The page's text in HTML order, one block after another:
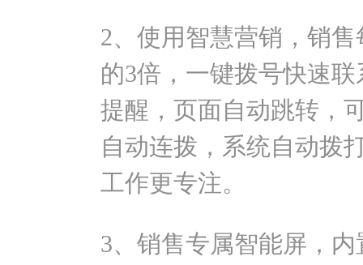
2、使用智慧营销，销
的3倍，一键拨号快速
提醒，页面自动跳转，
自动连拨，系统自动拨
工作更专注。
3、销售专属智能屏，